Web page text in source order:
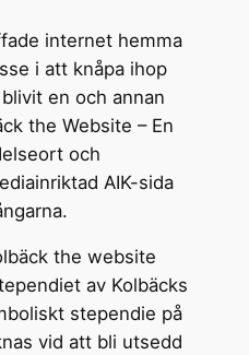
internet hemma
i att knåpa ihop
en och annan
the Website – En
och
AIK-sida
the website
av Kolbäcks
stependie på
vid att bli utsedd